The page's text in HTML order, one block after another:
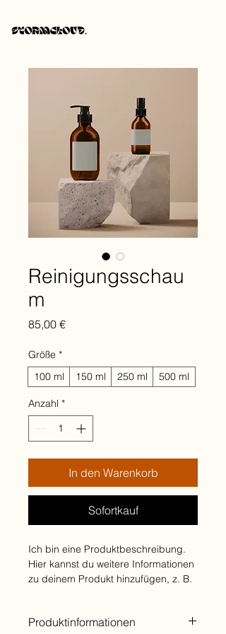
Reinigungsschau
m
85,00 €Preis
Größe *
100 ml
150 ml 250 ml 500 ml
Anzahl *
In den Warenkorb
Sofortkauf
Ich bin eine Produktbeschreibung.
Hier kannst du weitere Informationen
zu deinem Produkt hinzufügen, z. B.
Produktinformationen